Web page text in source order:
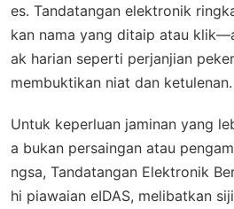
es. Tandatangan elektronik
kan nama yang ditaip atau
ak harian seperti perjanjian
membuktikan niat dan ketulenan.
Untuk keperluan jaminan yang
a bukan persaingan atau
ngsa, Tandatangan Elektronik
hi piawaian eIDAS, melibatkan